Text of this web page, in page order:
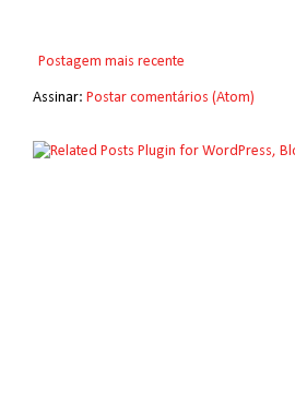
Postagem mais recente
Assinar: Postar comentários (Atom)